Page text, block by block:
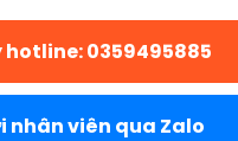
hotline: 0359495885
nhân viên qua Zalo